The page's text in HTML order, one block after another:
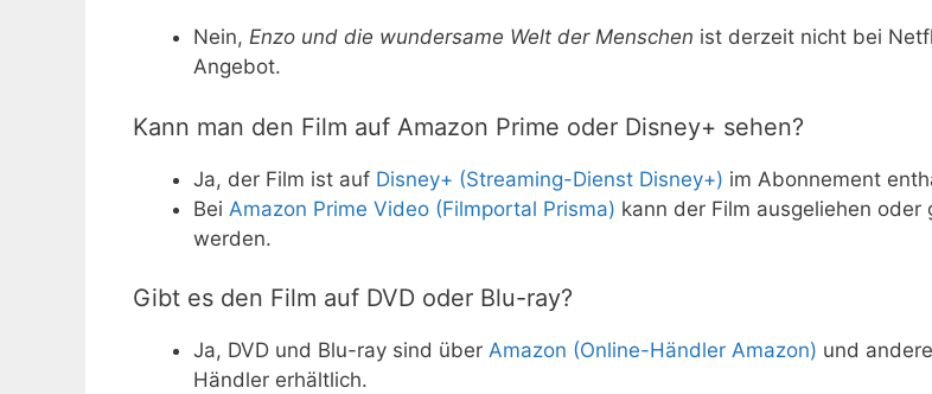
Nein, Enzo und die wundersame Welt der Menschen ist derzeit nicht bei
Angebot.
Kann man den Film auf Amazon Prime oder Disney+ sehen?
Ja, der Film ist auf Disney+ (Streaming-Dienst Disney+) im Abonnement
Bei Amazon Prime Video (Filmportal Prisma) kann der Film ausgeliehen oder
werden.
Gibt es den Film auf DVD oder Blu-ray?
Ja, DVD und Blu-ray sind über Amazon (Online-Händler Amazon) und andere
Händler erhältlich.